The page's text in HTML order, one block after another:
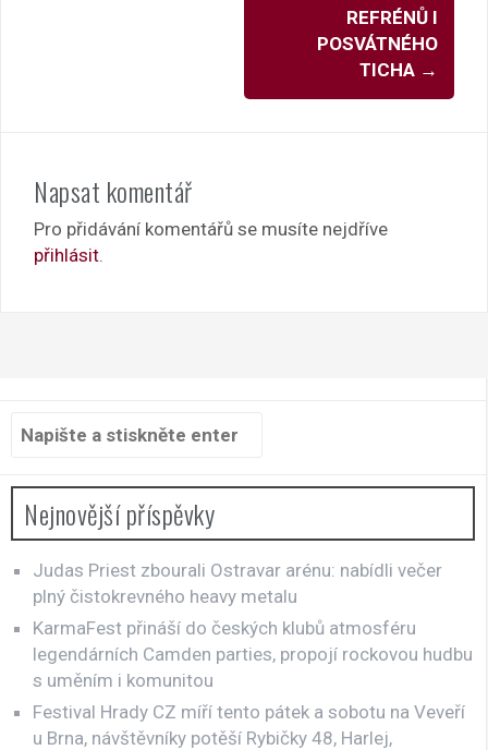
REFRÉNŮ I
POSVÁTNÉHO
TICHA →
Napsat komentář
Pro přidávání komentářů se musíte nejdříve
přihlásit
Hledat:
Nejnovější příspěvky
Judas Priest zbourali Ostravar arénu: nabídli večer
plný čistokrevného heavy metalu
KarmaFest přináší do českých klubů atmosféru
legendárních Camden parties, propojí rockovou hudbu
s uměním i komunitou
Festival Hrady CZ míří tento pátek a sobotu na Veveří
u Brna, návštěvníky potěší Rybičky 48, Harlej,